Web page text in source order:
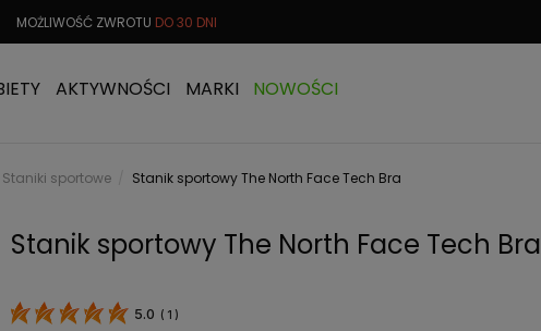
MOŻLIWOŚĆ ZWROTU DO 30 DNI
AKTYWNOŚCI MARKI
NOWOŚCI
Staniki sportowe Stanik sportowy The North Face Tech Bra
Stanik sportowy The North Face Tech Bra
5.0 ( 1 )